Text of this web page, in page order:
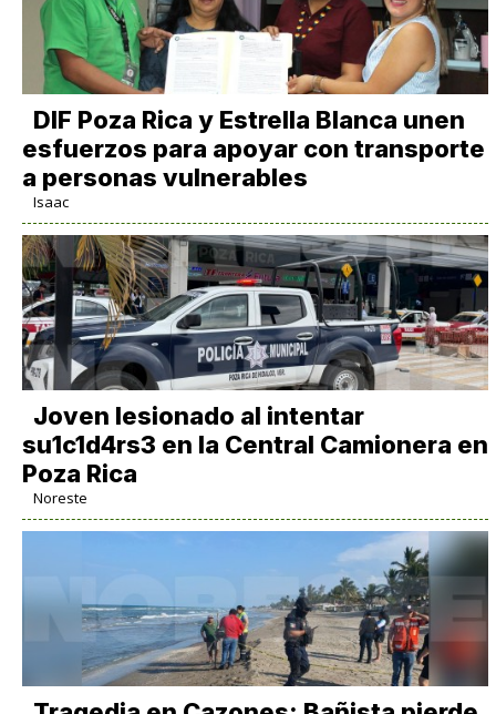
DIF Poza Rica y Estrella Blanca unen
esfuerzos para apoyar con transporte
a personas vulnerables
Isaac
Joven lesionado al intentar
su1c1d4rs3 en la Central Camionera en
Poza Rica
Noreste